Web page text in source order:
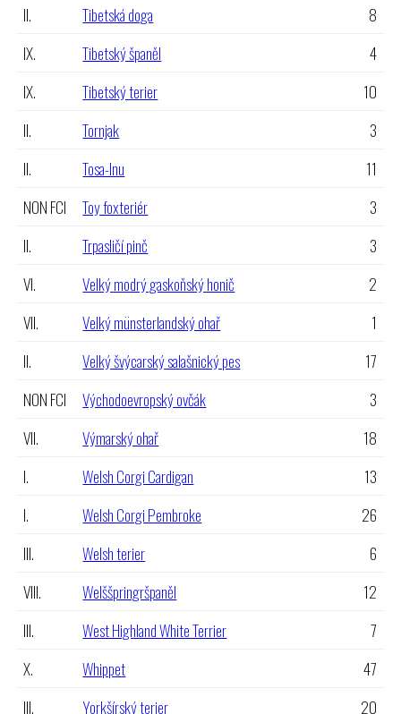
II.
Tibetská doga
8
IX.
Tibetský španěl
4
IX.
Tibetský terier
10
II.
Tornjak
3
II.
Tosa-Inu
11
NON FCI
Toy foxteriér
3
II.
Trpasličí pinč
3
VI.
Velký modrý gaskoňský honič
2
VII.
Velký münsterlandský ohař
1
II.
Velký švýcarský salašnický pes
17
NON FCI
Východoevropský ovčák
3
VII.
Výmarský ohař
18
I.
Welsh Corgi Cardigan
13
I.
Welsh Corgi Pembroke
26
III.
Welsh terier
6
VIII.
Welššpringršpaněl
12
III.
West Highland White Terrier
7
X.
Whippet
47
III.
Yorkšírský terier 20